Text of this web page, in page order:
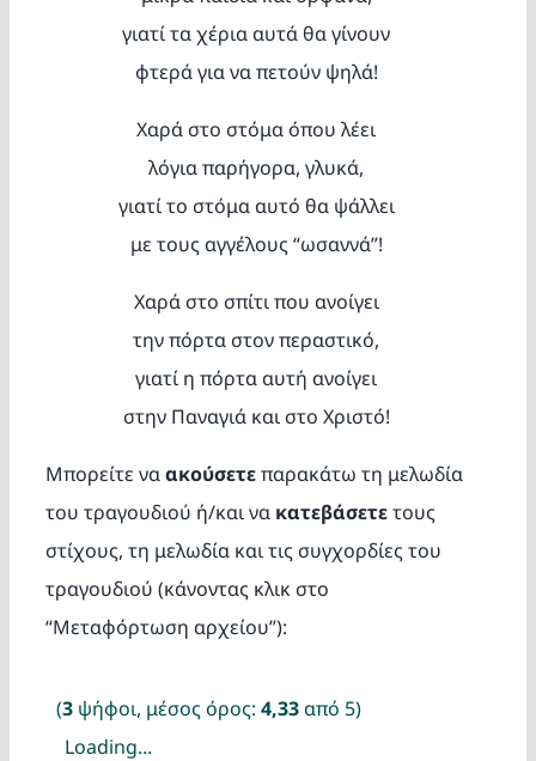
γιατί τα χέρια αυτά θα γίνουν
φτερά για να πετούν ψηλά!
Χαρά στο στόμα όπου λέει
λόγια παρήγορα, γλυκά,
γιατί το στόμα αυτό θα ψάλλει
με τους αγγέλους “ωσαννά”!
Χαρά στο σπίτι που ανοίγει
την πόρτα στον περαστικό,
γιατί η πόρτα αυτή ανοίγει
στην Παναγιά και στο Χριστό!
Μπορείτε ναακούσετεπαρακάτω τη μελωδία
του τραγουδιού ή/και να κατεβάσετετους
στίχους, τη μελωδία και τις συγχορδίες του
τραγουδιού (κάνοντας κλικ στο
“Μεταφόρτωση αρχείου”):
(3 ψήφοι, μέσος όρος: 4,33από 5)
Loading...